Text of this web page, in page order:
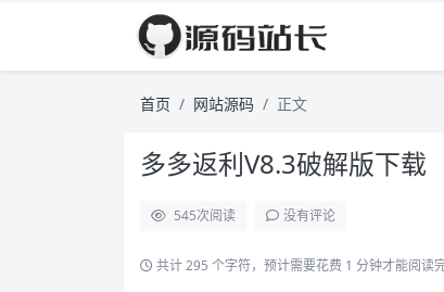
首页 网站源码 正文
多多返利V8.3破解版下载
545次阅读 没有评论
共计 295 个字符，预计需要花费 1 分钟才能阅读完